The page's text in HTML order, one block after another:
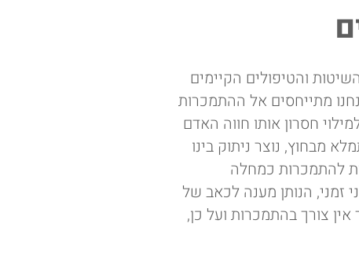
והטיפולים הקיימים
מתייחסים אל ההתמכרות
חסרון אותו חווה האדם
מבחוץ, נוצר ניתוק בינו
להתמכרות כמחלה
זמני, הנותן מענה לכאב של
צורך בהתמכרות ועל כן,